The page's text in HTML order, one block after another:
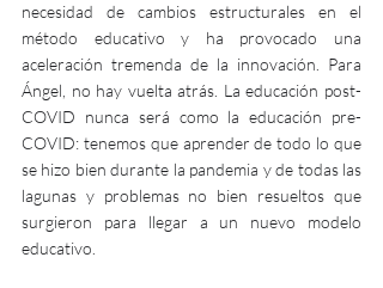
necesidad de cambios estructurales en el
método educativo y ha provocado una
aceleración tremenda de la innovación. Para
Ángel, no hay vuelta atrás. La educación post-
COVID nunca será como la educación pre-
COVID: tenemos que aprender de todo lo que
se hizo bien durante la pandemia y de todas las
lagunas y problemas no bien resueltos que
surgieron para llegar a un nuevo modelo
educativo.